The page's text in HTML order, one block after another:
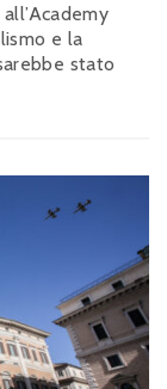
e la
stato